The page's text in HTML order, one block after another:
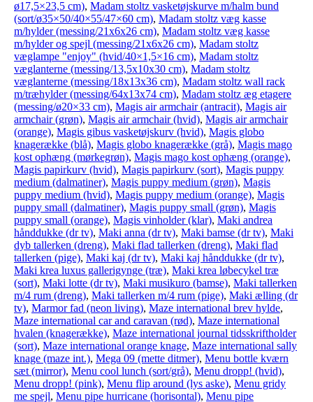
ø17,5×23,5 cm), Madam stoltz vasketøjskurve m/halm bund
(sort/ø35×50/40×55/47×60 cm), Madam stoltz væg kasse
m/hylder (messing/21x6x26 cm), Madam stoltz væg kasse
m/hylder og spejl (messing/21x6x26 cm), Madam stoltz
væglampe "enjoy" (hvid/40×1,5×16 cm), Madam stoltz
væglanterne (messing/13,5x10x30 cm), Madam stoltz
væglanterne (messing/18x13x36 cm), Madam stoltz wall rack
m/træhylder (messing/64x13x74 cm), Madam stoltz æg etagere
(messing/ø20×33 cm), Magis air armchair (antracit), Magis air
armchair (grøn), Magis air armchair (hvid), Magis air armchair
(orange), Magis gibus vasketøjskurv (hvid), Magis globo
knagerække (blå), Magis globo knagerække (grå), Magis mago
kost ophæng (mørkegrøn), Magis mago kost ophæng (orange),
Magis papirkurv (hvid), Magis papirkurv (sort), Magis puppy
medium (dalmatiner), Magis puppy medium (grøn), Magis
puppy medium (hvid), Magis puppy medium (orange), Magis
puppy small (dalmatiner), Magis puppy small (grøn), Magis
puppy small (orange), Magis vinholder (klar), Maki andrea
hånddukke (dr tv), Maki anna (dr tv), Maki bamse (dr tv), Maki
dyb tallerken (dreng), Maki flad tallerken (dreng), Maki flad
tallerken (pige), Maki kaj (dr tv), Maki kaj hånddukke (dr tv),
Maki krea luxus gallerigynge (træ), Maki krea løbecykel træ
(sort), Maki lotte (dr tv), Maki musikuro (bamse), Maki tallerken
m/4 rum (dreng), Maki tallerken m/4 rum (pige), Maki ælling (dr
tv), Marmor fad (neon living), Maze international brev hylde,
Maze international car and caravan (rød), Maze international
hvalen (knagerække), Maze international journal tidsskriftholder
(sort), Maze international orange knage, Maze international sally
knage (maze int.), Mega 09 (mette ditmer), Menu bottle kværn
sæt (mirror), Menu cool lunch (sort/grå), Menu dropp! (hvid),
Menu dropp! (pink), Menu flip around (lys aske), Menu gridy
me spejl, Menu pipe hurricane (horisontal), Menu pipe